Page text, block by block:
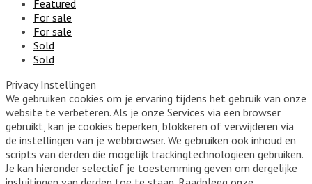
Featured
For sale
For sale
Sold
Sold
Privacy Instellingen
We gebruiken cookies om je ervaring tijdens het gebruik van onze
website te verbeteren. Als je onze Services via een browser
gebruikt, kan je cookies beperken, blokkeren of verwijderen via
de instellingen van je webbrowser. We gebruiken ook inhoud en
scripts van derden die mogelijk trackingtechnologieën gebruiken.
Je kan hieronder selectief je toestemming geven om dergelijke